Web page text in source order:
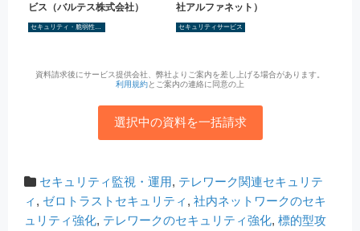
ビス（バルテス株式会社）
社アルファネット）
セキュリティサービス
資料請求後にサービス提供会社、弊社よりご案内を差し上げる場合があります。
利用規約とご案内の連絡に同意の上
選択中の資料を一括請求
セキュリティ監視・運用, テレワーク関連セキュリテ
ィ , ゼロトラストセキュリティ , 社内ネットワークのセキ
ュリティ強化, テレワークのセキュリティ強化, 標的型攻